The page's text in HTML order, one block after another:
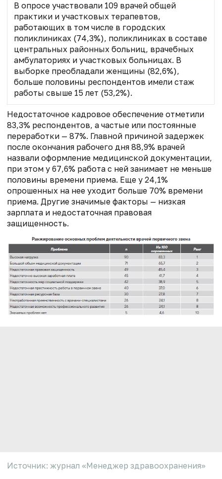
В опросе участвовали 109 врачей общей
практики и участковых терапевтов,
работающих в том числе в городских
поликлиниках (74,3%), поликлиниках в составе
центральных районных больниц, врачебных
амбулаториях и участковых больницах. В
выборке преобладали женщины (82,6%),
больше половины респондентов имели стаж
работы свыше 15 лет (53,2%).
Недостаточное кадровое обеспечение отметили
83,3% респондентов, а частые или постоянные
переработки — 87%. Главной причиной задержек
после окончания рабочего дня 88,9% врачей
назвали оформление медицинской документации,
при этом у 67,6% работа с ней занимает не меньше
половины времени приема. Еще у 24,1%
опрошенных на нее уходит больше 70% времени
приема. Другие значимые факторы — низкая
зарплата и недостаточная правовая
защищенность.
Источник: журнал «Менеджер здравоохранения»